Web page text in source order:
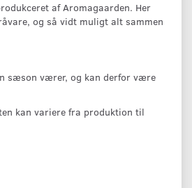
af Aromagaarden. Her
og så vidt muligt alt sammen
sæson værer, og kan derfor være
kan variere fra produktion til